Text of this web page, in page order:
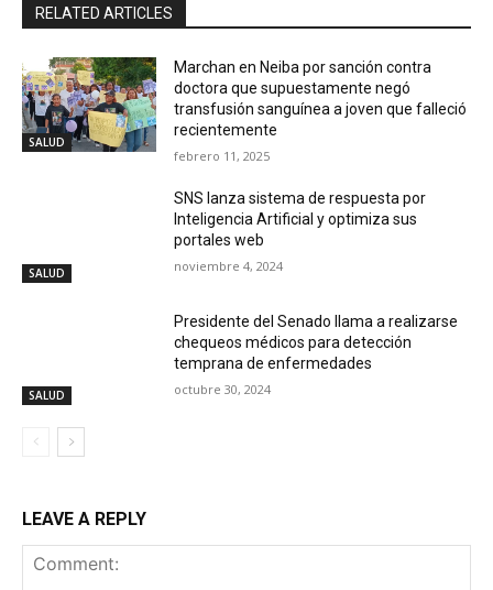
RELATED ARTICLES
SALUD
Marchan en Neiba por sanción contra
doctora que supuestamente negó
transfusión sanguínea a joven que falleció
recientemente
febrero 11, 2025
SALUD
SNS lanza sistema de respuesta por
Inteligencia Artificial y optimiza sus
portales web
noviembre 4, 2024
SALUD
Presidente del Senado llama a realizarse
chequeos médicos para detección
temprana de enfermedades
octubre 30, 2024
LEAVE A REPLY